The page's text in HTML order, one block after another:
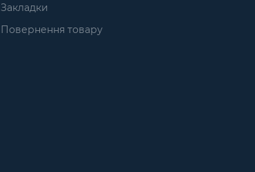
Закладки
Повернення товару